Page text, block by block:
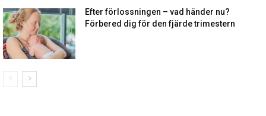
Efter förlossningen – vad händer nu?
Förbered dig för den fjärde trimestern